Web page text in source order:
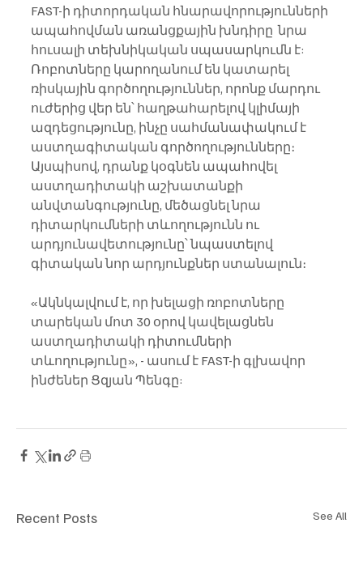
FAST-ի դիտորդական հնարավորությունների
ապահովման առանցքային խնդիրը  նրա
հուսալի տեխնիկական սպասարկումն է:
Ռոբոտները կարողանում են կատարել
ռիսկային գործողություններ, որոնք մարդու
ուժերից վեր են՝ հաղթահարելով կլիմայի
ազդեցությունը, ինչը սահմանափակում է
աստղագիտական ​​գործողությունները։
Այսպիսով, դրանք կօգնեն ապահովել
աստղադիտակի աշխատանքի
անվտանգությունը, մեծացնել նրա
դիտարկումների տևողությունն ու
արդյունավետությունը՝ նպաստելով
գիտական ​​նոր արդյունքներ ստանալուն։
«Ակնկալվում է, որ խելացի ռոբոտները
տարեկան մոտ 30 օրով կավելացնեն
աստղադիտակի դիտումների
տևողությունը», - ասում է FAST-ի գլխավոր
ինժեներ Ցզյան Պենգը:
Recent Posts See All